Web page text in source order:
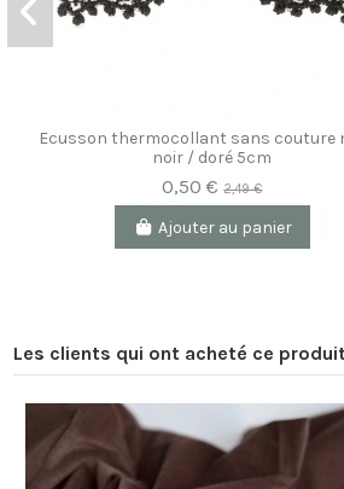
Ecusson thermocollant sans couture
noir / doré 5cm
0,50 €2,49 €
Ajouter au panier
Les clients qui ont acheté ce